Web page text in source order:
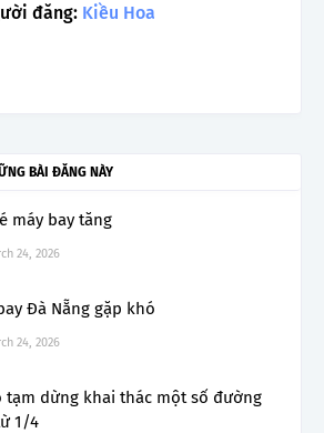
đăng: Kiều Hoa
BÀI ĐĂNG NÀY
máy bay tăng
24, 2026
Đà Nẵng gặp khó
24, 2026
tạm dừng khai thác một số đường
1/4